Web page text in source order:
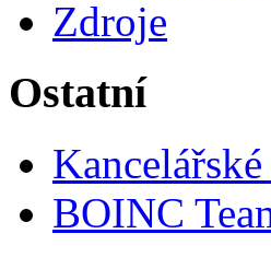
Zdroje
Ostatní
BOINC